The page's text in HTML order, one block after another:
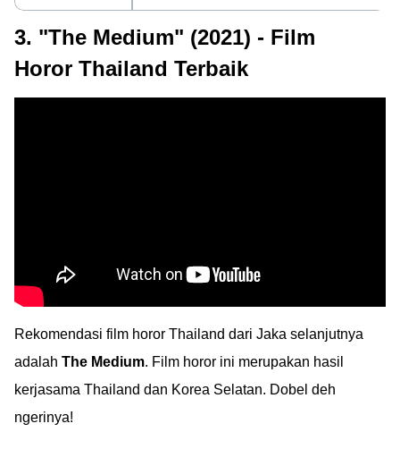
3. "The Medium" (2021) - Film
Horor Thailand Terbaik
Rekomendasi film horor Thailand dari Jaka selanjutnya
adalah The Medium. Film horor ini merupakan hasil
kerjasama Thailand dan Korea Selatan. Dobel deh
ngerinya!